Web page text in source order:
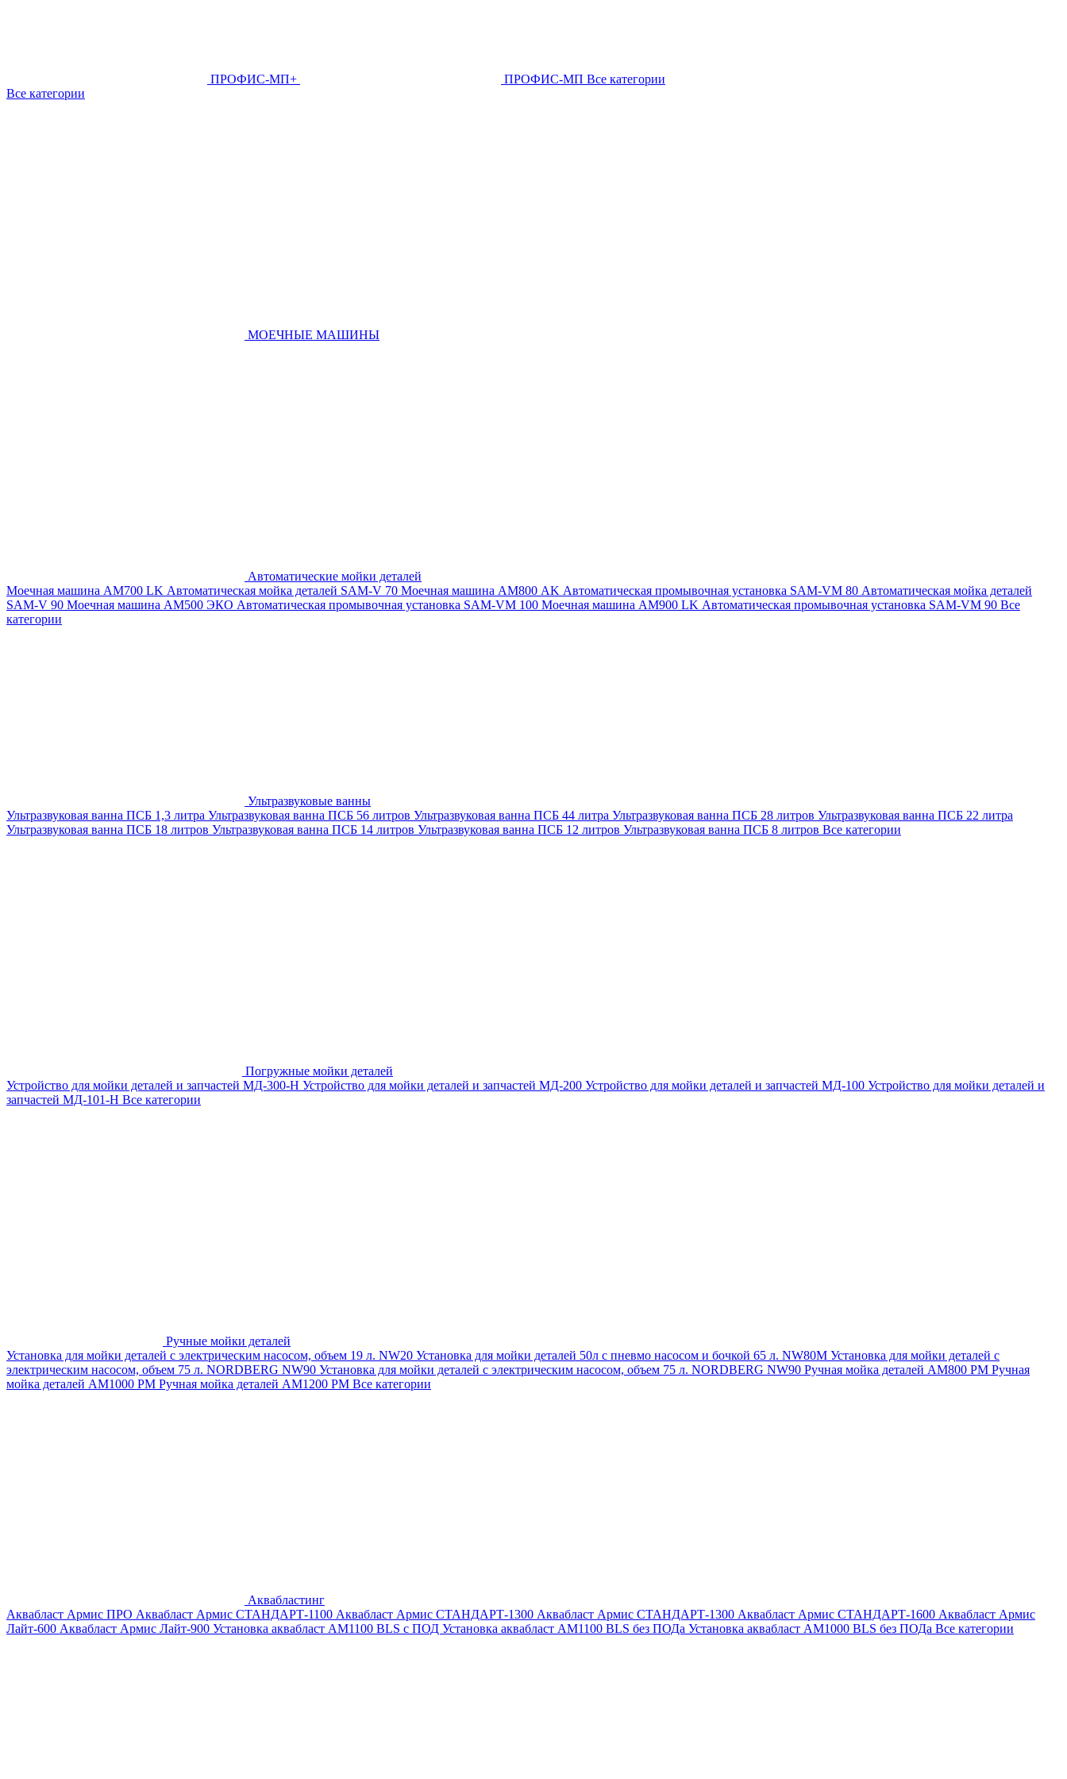
ПРОФИС-МП+ ПРОФИС-МП Все категории
Все категории
МОЕЧНЫЕ МАШИНЫ
Автоматические мойки деталей
Моечная машина AM700 LK Автоматическая мойка деталей SAM-V 70 Моечная машина АМ800 AK Автоматическая промывочная установка SAM-VM 80 Автоматическая мойка деталей
SAM-V 90 Моечная машина АМ500 ЭКО Автоматическая промывочная установка SAM-VM 100 Моечная машина AM900 LK Автоматическая промывочная установка SAM-VM 90 Все
категории
Ультразвуковые ванны
Ультразвуковая ванна ПСБ 1,3 литра Ультразвуковая ванна ПСБ 56 литров Ультразвуковая ванна ПСБ 44 литра Ультразвуковая ванна ПСБ 28 литров Ультразвуковая ванна ПСБ 22 литра
Ультразвуковая ванна ПСБ 18 литров Ультразвуковая ванна ПСБ 14 литров Ультразвуковая ванна ПСБ 12 литров Ультразвуковая ванна ПСБ 8 литров Все категории
Погружные мойки деталей
Устройство для мойки деталей и запчастей МД-300-H Устройство для мойки деталей и запчастей МД-200 Устройство для мойки деталей и запчастей МД-100 Устройство для мойки деталей и
запчастей МД-101-Н Все категории
Ручные мойки деталей
Установка для мойки деталей с электрическим насосом, объем 19 л. NW20 Установка для мойки деталей 50л с пневмо насосом и бочкой 65 л. NW80M Установка для мойки деталей с
электрическим насосом, объем 75 л. NORDBERG NW90 Установка для мойки деталей с электрическим насосом, объем 75 л. NORDBERG NW90 Ручная мойка деталей АМ800 РМ Ручная
мойка деталей АМ1000 РМ Ручная мойка деталей АМ1200 РМ Все категории
Аквабластинг
Аквабласт Армис ПРО Аквабласт Армис СТАНДАРТ-1100 Аквабласт Армис СТАНДАРТ-1300 Аквабласт Армис СТАНДАРТ-1300 Аквабласт Армис СТАНДАРТ-1600 Аквабласт Армис
Лайт-600 Аквабласт Армис Лайт-900 Установка аквабласт AM1100 BLS с ПОД Установка аквабласт AM1100 BLS без ПОДа Установка аквабласт AM1000 BLS без ПОДа Все категории